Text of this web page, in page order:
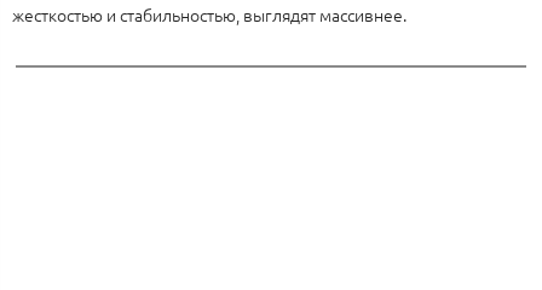
жесткостью и стабильностью, выглядят массивнее.